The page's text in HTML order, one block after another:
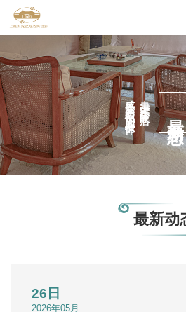
最新动态
走进宋庆龄故居
感受家的记忆国的情怀
最新动
26日
2026年05月